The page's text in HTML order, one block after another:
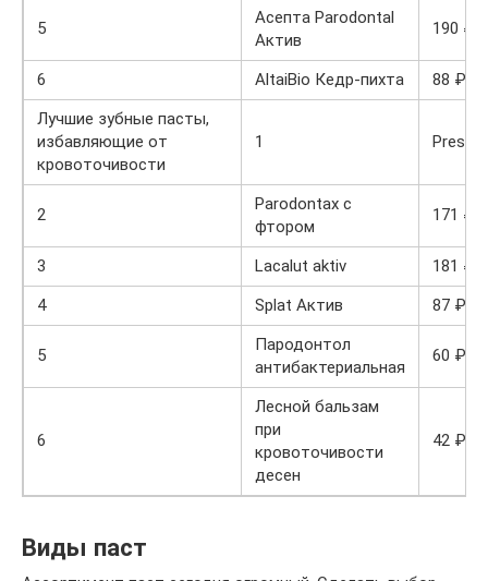
5
Асепта Parodontal
Актив
190 ₽
6 AltaiBio Кедр-пихта
88 ₽
Лучшие зубные пасты,
избавляющие от
кровоточивости
1
2
Parodontax с
фтором
171 ₽
3 Lacalut aktiv
181 ₽
4
Splat Актив 87 ₽
5
Пародонтол
антибактериальная
60 ₽
6
Лесной бальзам
при
кровоточивости
десен
42 ₽
Виды паст